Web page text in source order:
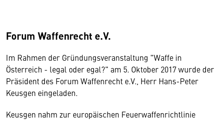
Forum Waffenrecht e.V.
Im Rahmen der Gründungsveranstaltung "Waffe in
Österreich - legal oder egal?" am 5. Oktober 2017 wurde der
Präsident des Forum Waffenrecht e.V., Herr Hans-Peter
Keusgen eingeladen.
Keusgen nahm zur europäischen Feuerwaffenrichtlinie